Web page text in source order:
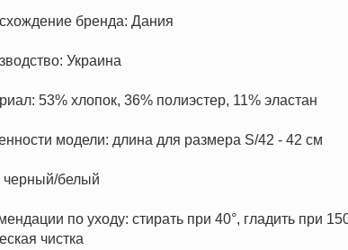
бренда: Дания
Украина
53% хлопок, 36% полиэстер, 11% эластан
модели: длина для размера S/42 - 42 см
черный/белый
по уходу: стирать при 40°, гладить при
чистка